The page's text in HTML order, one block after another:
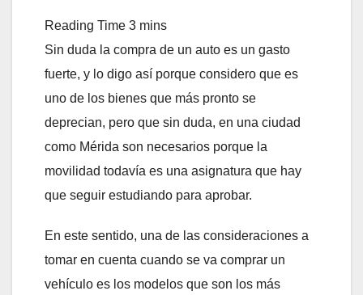
Sin duda la compra de un auto es un gasto
fuerte, y lo digo así porque considero que es
uno de los bienes que más pronto se
deprecian, pero que sin duda, en una ciudad
como Mérida son necesarios porque la
movilidad todavía es una asignatura que hay
que seguir estudiando para aprobar.
En este sentido, una de las consideraciones a
tomar en cuenta cuando se va comprar un
vehículo es los modelos que son los más